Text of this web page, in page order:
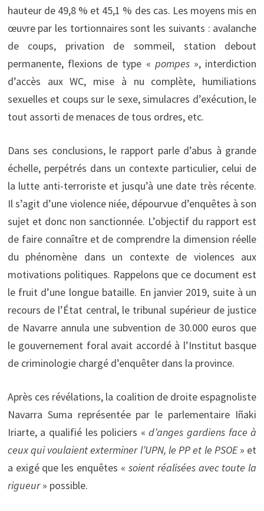
hauteur de 49,8 % et 45,1 % des cas. Les moyens mis en
œuvre par les tortionnaires sont les suivants : avalanche
de coups, privation de sommeil, station debout
permanente, flexions de type « pompes », interdiction
d’accès aux WC, mise à nu complète, humiliations
sexuelles et coups sur le sexe, simulacres d’exécution, le
tout assorti de menaces de tous ordres, etc.
Dans ses conclusions, le rapport parle d’abus à grande
échelle, perpétrés dans un contexte particulier, celui de
la lutte anti-terroriste et jusqu’à une date très récente.
Il s’agit d’une violence niée, dépourvue d’enquêtes à son
sujet et donc non sanctionnée. L’objectif du rapport est
de faire connaître et de comprendre la dimension réelle
du phénomène dans un contexte de violences aux
motivations politiques. Rappelons que ce document est
le fruit d’une longue bataille. En janvier 2019, suite à un
recours de l’État central, le tribunal supérieur de justice
de Navarre annula une subvention de 30.000 euros que
le gouvernement foral avait accordé à l’Institut basque
de criminologie chargé d’enquêter dans la province.
Après ces révélations, la coalition de droite espagnoliste
Navarra Suma représentée par le parlementaire Iñaki
Iriarte, a qualifié les policiers «d’anges gardiens face à
ceux qui voulaient exterminer l’UPN, le PP et le PSOE» et
a exigé que les enquêtes « soient réalisées avec toute la
rigueur» possible.